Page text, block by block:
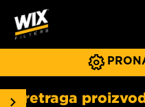
Pretraga